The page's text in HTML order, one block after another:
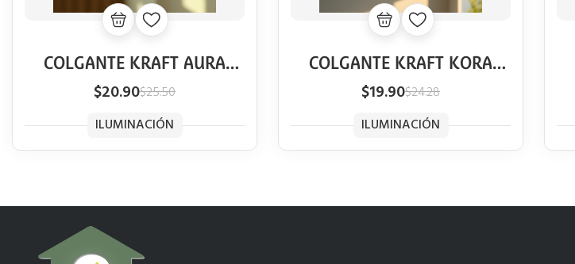
COLGANTE KRAFT AURA
VINTAGE
$20.90$25.50
ILUMINACIÓN
COLGANTE KRAFT KORA
VINTAGE
$19.90$24.28
ILUMINACIÓN